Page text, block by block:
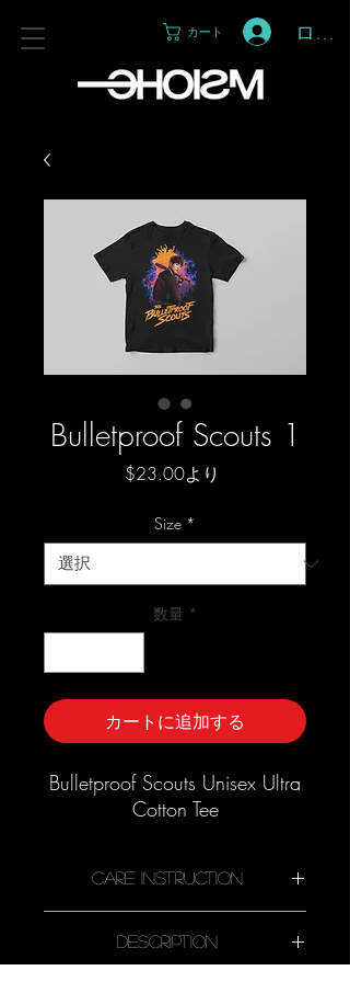
カート ログイ
Bulletproof Scouts 1
$23.00より
価
Size *
数量 *
カートに追加する
Bulletproof Scouts Unisex Ultra
Cotton Tee
Care Instruction
Machine wash cold, inside-out,
gentle cycle with mild detergent and
Description